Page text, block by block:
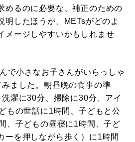
めるのに必要な、補正のための
明したほうが、METsがどのよ
メージしやすいかもしれませ
で小さなお子さんがいらっしゃ
ました。朝昼晩の食事の準
濯に30分、掃除に30分、アイ
もの世話に1時間、子どもと公
、子どもの昼寝に1時間、子ど
ーを押しながら歩く）に1時間